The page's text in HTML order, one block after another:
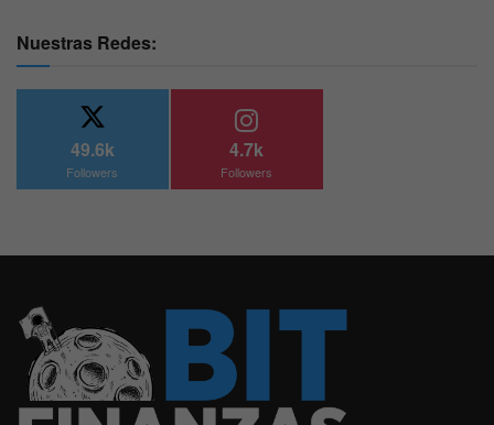
Nuestras Redes:
49.6k
Followers
4.7k
Followers